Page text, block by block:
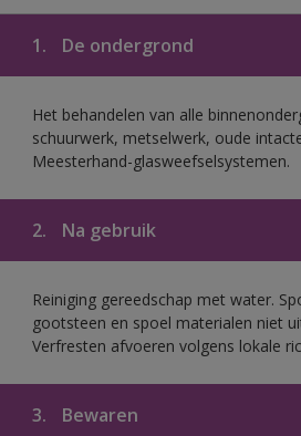
1. De ondergrond
Het behandelen van alle
schuurwerk, metselwerk, oude
Meesterhand-glasweefselsystemen.
2. Na gebruik
Reiniging gereedschap met water.
gootsteen en spoel materialen niet
Verfresten afvoeren volgens lokale
3. Bewaren